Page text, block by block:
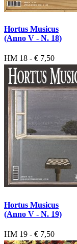
Hortus Musicus
(Anno V - N. 18)
HM 18 - € 7,50
Hortus Musicus
(Anno V - N. 19)
HM 19 - € 7,50